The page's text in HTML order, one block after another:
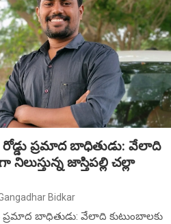
ప్రమాద బాధితుడు: వేలాది
జాస్తిపల్లి చల్లా
Bidkar
బాధితుడు: వేలాది కుటుంబాలకు